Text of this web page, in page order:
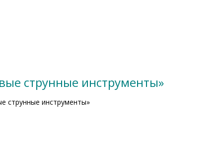
струнные инструменты»
струнные инструменты»